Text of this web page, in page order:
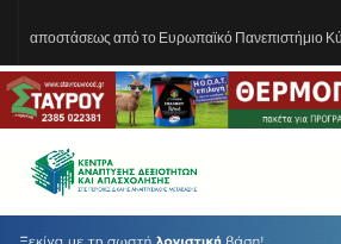
αποστάσεως από το Ευρωπαϊκό Πανεπιστήμιο